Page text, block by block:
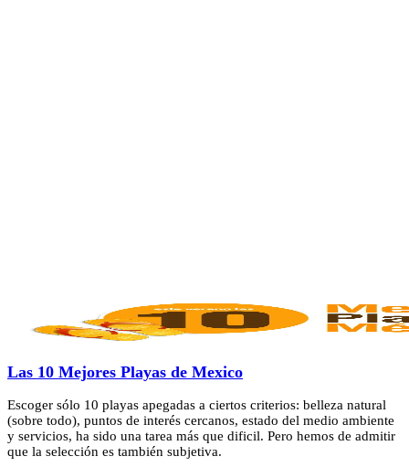
Las 10 Mejores Playas de Mexico
Escoger sólo 10 playas apegadas a ciertos criterios: belleza natural
(sobre todo), puntos de interés cercanos, estado del medio ambiente
y servicios, ha sido una tarea más que dificil. Pero hemos de admitir
que la selección es también subjetiva.